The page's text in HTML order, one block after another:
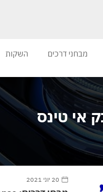
מבחני דרכים השקות
20 יוני 2021